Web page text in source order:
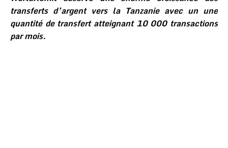
transferts d’argent vers la Tanzanie avec un une
quantité de transfert atteignant 10 000 transactions
par mois.